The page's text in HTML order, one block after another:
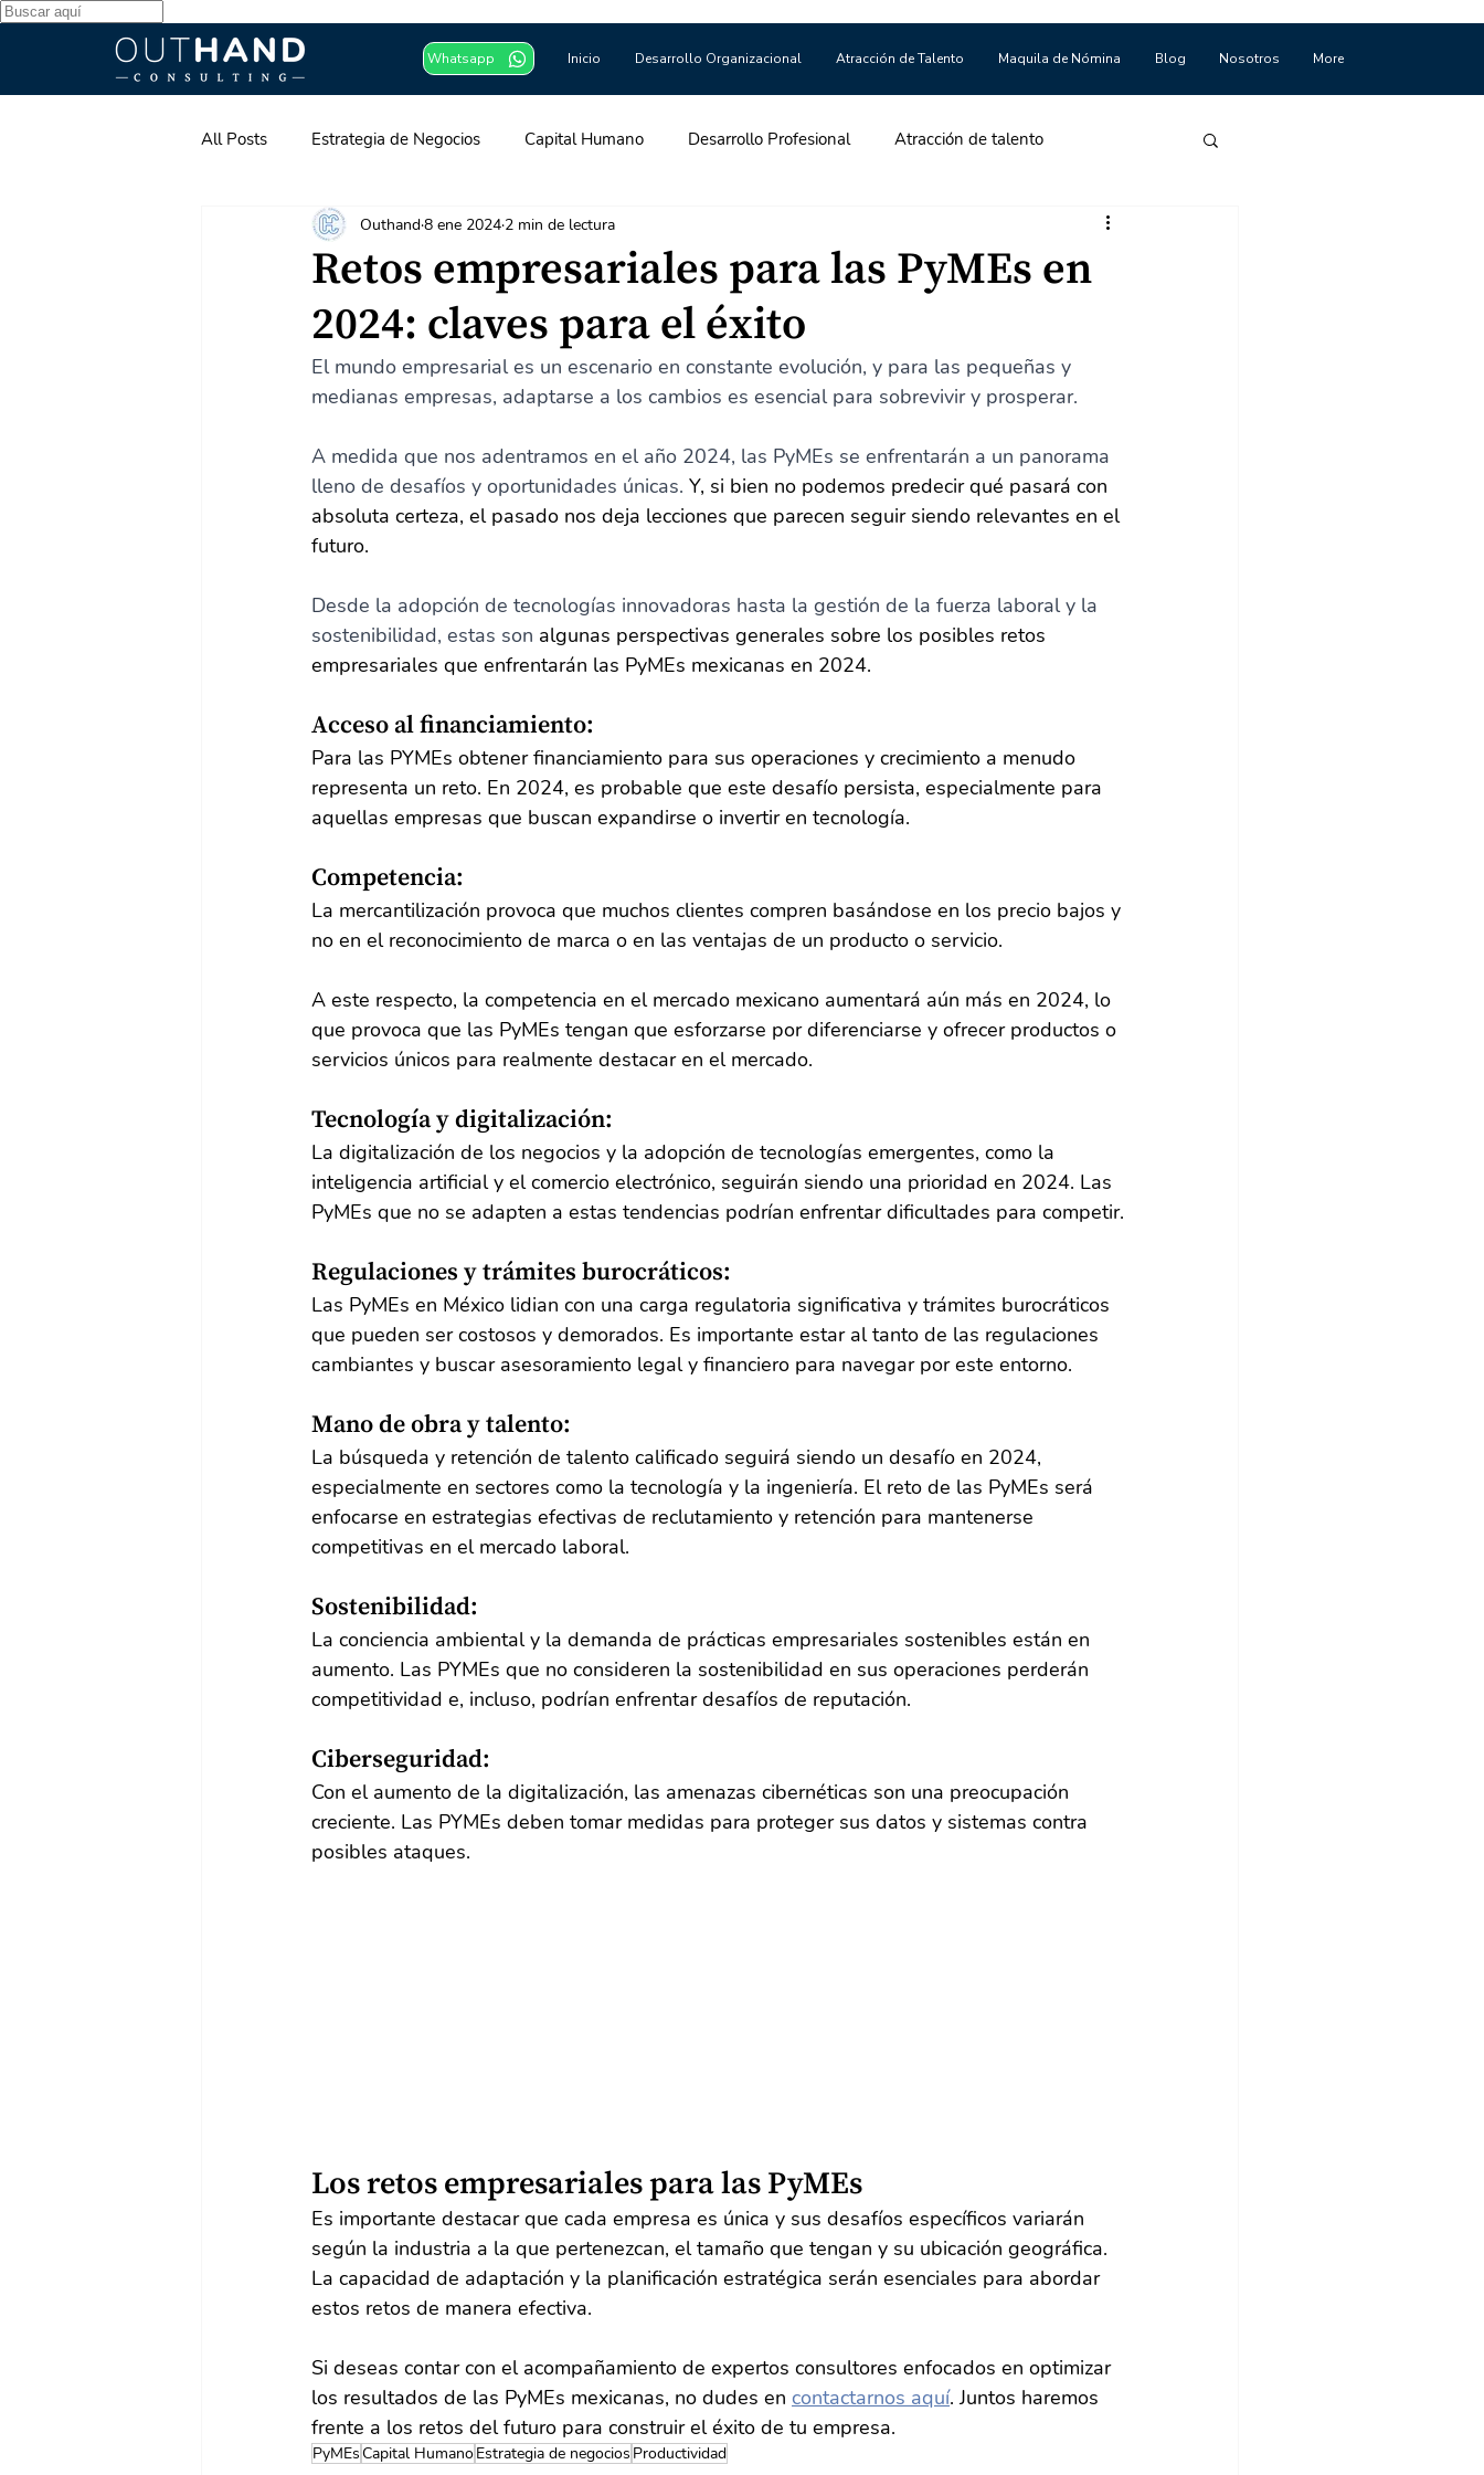
Whatsapp Inicio Desarrollo Organizacional Atracción de Talento Maquila de Nómina Blog Nosotros More
All Posts Estrategia de Negocios Capital Humano Desarrollo Profesional Atracción de talento
Desarrollo Organizacional Payroll
Retos empresariales para las PyMEs en
2024: claves para el éxito
Outhand8 ene 2024 2 min de lectura
El mundo empresarial es un escenario en constante evolución, y para las pequeñas y
medianas empresas, adaptarse a los cambios es esencial para sobrevivir y prosperar.
A medida que nos adentramos en el año 2024, las PyMEs se enfrentarán a un panorama
lleno de desafíos y oportunidades únicas. Y, si bien no podemos predecir qué pasará con
absoluta certeza, el pasado nos deja lecciones que parecen seguir siendo relevantes en el
futuro.
Desde la adopción de tecnologías innovadoras hasta la gestión de la fuerza laboral y la
sostenibilidad, estas son algunas perspectivas generales sobre los posibles retos
empresariales que enfrentarán las PyMEs mexicanas en 2024.
Acceso al financiamiento:
Para las PYMEs obtener financiamiento para sus operaciones y crecimiento a menudo
representa un reto. En 2024, es probable que este desafío persista, especialmente para
aquellas empresas que buscan expandirse o invertir en tecnología.
Competencia:
La mercantilización provoca que muchos clientes compren basándose en los precio bajos y
no en el reconocimiento de marca o en las ventajas de un producto o servicio.
A este respecto, la competencia en el mercado mexicano aumentará aún más en 2024, lo
que provoca que las PyMEs tengan que esforzarse por diferenciarse y ofrecer productos o
servicios únicos para realmente destacar en el mercado.
Tecnología y digitalización:
La digitalización de los negocios y la adopción de tecnologías emergentes, como la
inteligencia artificial y el comercio electrónico, seguirán siendo una prioridad en 2024. Las
PyMEs que no se adapten a estas tendencias podrían enfrentar dificultades para competir.
Regulaciones y trámites burocráticos:
Las PyMEs en México lidian con una carga regulatoria significativa y trámites burocráticos
que pueden ser costosos y demorados. Es importante estar al tanto de las regulaciones
cambiantes y buscar asesoramiento legal y financiero para navegar por este entorno.
Mano de obra y talento:
La búsqueda y retención de talento calificado seguirá siendo un desafío en 2024,
especialmente en sectores como la tecnología y la ingeniería. El reto de las PyMEs será
enfocarse en estrategias efectivas de reclutamiento y retención para mantenerse
competitivas en el mercado laboral.
Sostenibilidad:
La conciencia ambiental y la demanda de prácticas empresariales sostenibles están en
aumento. Las PYMEs que no consideren la sostenibilidad en sus operaciones perderán
competitividad e, incluso, podrían enfrentar desafíos de reputación.
Ciberseguridad:
Con el aumento de la digitalización, las amenazas cibernéticas son una preocupación
creciente. Las PYMEs deben tomar medidas para proteger sus datos y sistemas contra
posibles ataques.
Los retos empresariales para las PyMEs
Es importante destacar que cada empresa es única y sus desafíos específicos variarán
según la industria a la que pertenezcan, el tamaño que tengan y su ubicación geográfica.
La capacidad de adaptación y la planificación estratégica serán esenciales para abordar
estos retos de manera efectiva.
Si deseas contar con el acompañamiento de expertos consultores enfocados en optimizar
los resultados de las PyMEs mexicanas, no dudes en contactarnos aquí. Juntos haremos
frente a los retos del futuro para construir el éxito de tu empresa.
PyMEsCapital HumanoEstrategia de negocios Productividad